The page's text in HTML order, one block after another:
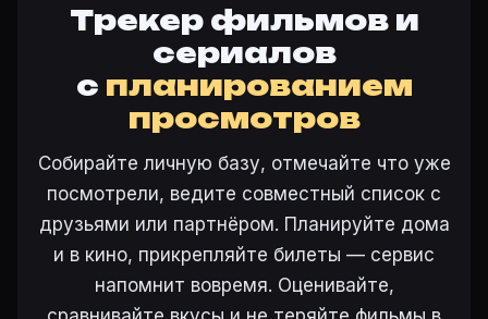
Войти в кабинет— сохранить «Завет» в свою базу.
Трекер фильмов и
сериалов
с планированием
просмотров
Собирайте личную базу, отмечайте что уже
посмотрели, ведите совместный список с
друзьями или партнёром. Планируйте дома
и в кино, прикрепляйте билеты — сервис
напомнит вовремя. Оценивайте,